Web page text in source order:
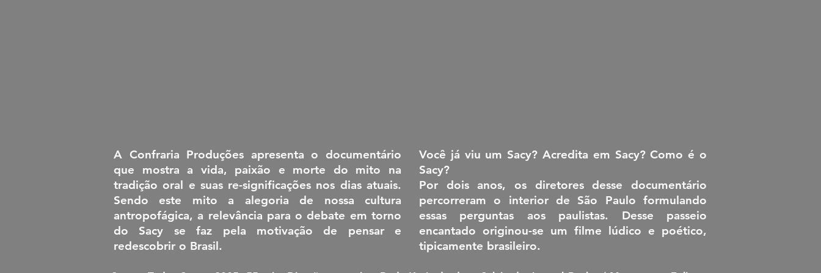
A Confraria Produções apresenta o documentário
que mostra a vida, paixão e morte do mito na
tradição oral e suas re-significações nos dias atuais.
Sendo este mito a alegoria de nossa cultura
antropofágica, a relevância para o debate em torno
do Sacy se faz pela motivação de pensar e
redescobrir o Brasil.
Você já viu um Sacy? Acredita em Sacy? Como é o
Sacy?
Por dois anos, os diretores desse documentário
percorreram o interior de São Paulo formulando
essas perguntas aos paulistas. Desse passeio
encantado originou-se um filme lúdico e poético,
tipicamente brasileiro.